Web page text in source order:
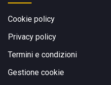
Cookie policy
Privacy policy
Termini e condizioni
Gestione cookie